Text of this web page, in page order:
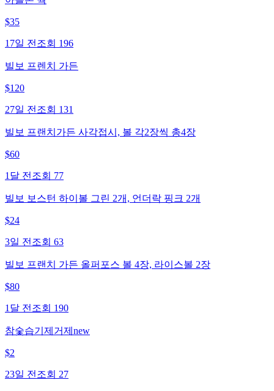
$35
17일 전 조회 196
빌보 프렌치 가든
$120
27일 전 조회 131
빌보 프랜치가든 사각접시, 볼 각2장씩 총4장
$60
1달 전 조회 77
빌보 보스턴 하이볼 그린 2개, 언더락 핑크 2개
$24
3일 전 조회 63
빌보 프랜치 가든 올퍼포스 볼 4장, 라이스볼 2장
$80
1달 전 조회 190
참숯습기제거제new
$2
23일 전 조회 27